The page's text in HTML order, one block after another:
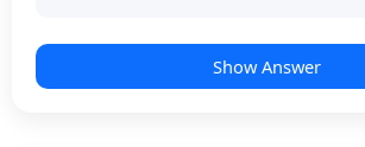
Show Answer